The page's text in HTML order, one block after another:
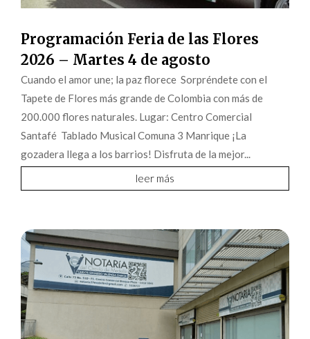
Programación Feria de las Flores
2026 – Martes 4 de agosto
Cuando el amor une; la paz florece Sorpréndete con el
Tapete de Flores más grande de Colombia con más de
200.000 flores naturales. Lugar: Centro Comercial
Santafé Tablado Musical Comuna 3 Manrique ¡La
gozadera llega a los barrios! Disfruta de la mejor...
leer más